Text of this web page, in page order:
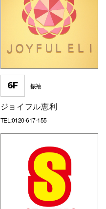
6F 振袖
ジョイフル恵利
TEL:0120-617-155